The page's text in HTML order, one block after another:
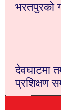
भरतपुरको
देवघाटमा
प्रशिक्षण